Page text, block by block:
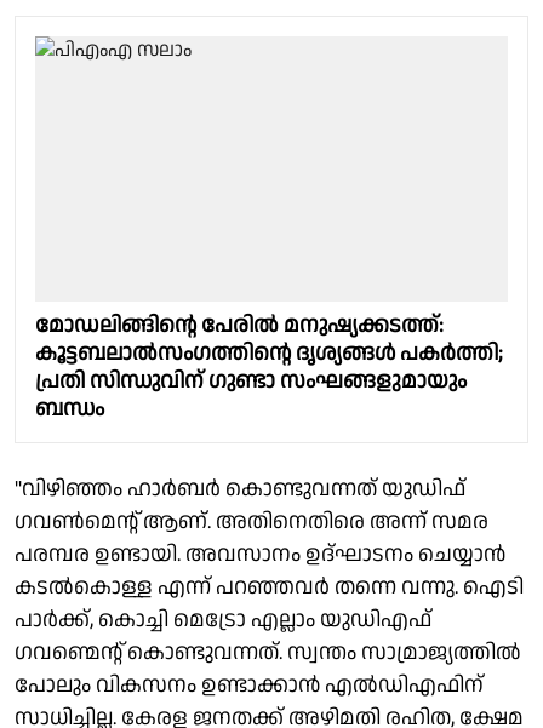
മോഡലിങ്ങിൻ്റെ പേരിൽ മനുഷ്യക്കടത്ത്:
കൂട്ടബലാൽസംഗത്തിന്റെ ദൃശ്യങ്ങൾ പകർത്തി;
പ്രതി സിന്ധുവിന് ഗുണ്ടാ സംഘങ്ങളുമായും
ബന്ധം
"വിഴിഞ്ഞം ഹാർബർ കൊണ്ടുവന്നത് യുഡിഫ്
ഗവൺമെൻ്റ് ആണ്. അതിനെതിരെ അന്ന് സമര
പരമ്പര ഉണ്ടായി. അവസാനം ഉദ്ഘാടനം ചെയ്യാൻ
കടൽകൊള്ള എന്ന് പറഞ്ഞവർ തന്നെ വന്നു. ഐടി
പാർക്ക്, കൊച്ചി മെട്രോ എല്ലാം യുഡിഎഫ്
ഗവണ്മെന്റ് കൊണ്ടുവന്നത്. സ്വന്തം സാമ്രാജ്യത്തിൽ
പോലും വികസനം ഉണ്ടാക്കാൻ എൽഡിഎഫിന്
സാധിച്ചില്ല. കേരള ജനതക്ക് അഴിമതി രഹിത, ക്ഷേമ